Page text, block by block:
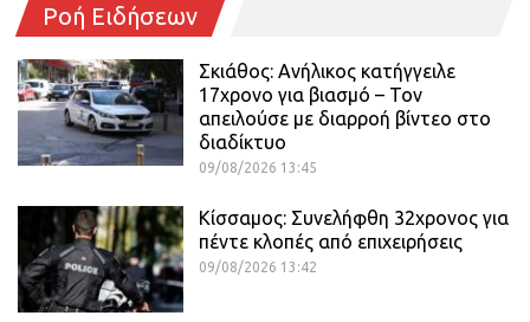
Ροή Ειδήσεων
Σκιάθος: Ανήλικος κατήγγειλε
17χρονο για βιασμό – Τον
απειλούσε με διαρροή βίντεο στο
διαδίκτυο
09/08/2026 13:45
Κίσσαμος: Συνελήφθη 32χρονος για
πέντε κλοπές από επιχειρήσεις
09/08/2026 13:42